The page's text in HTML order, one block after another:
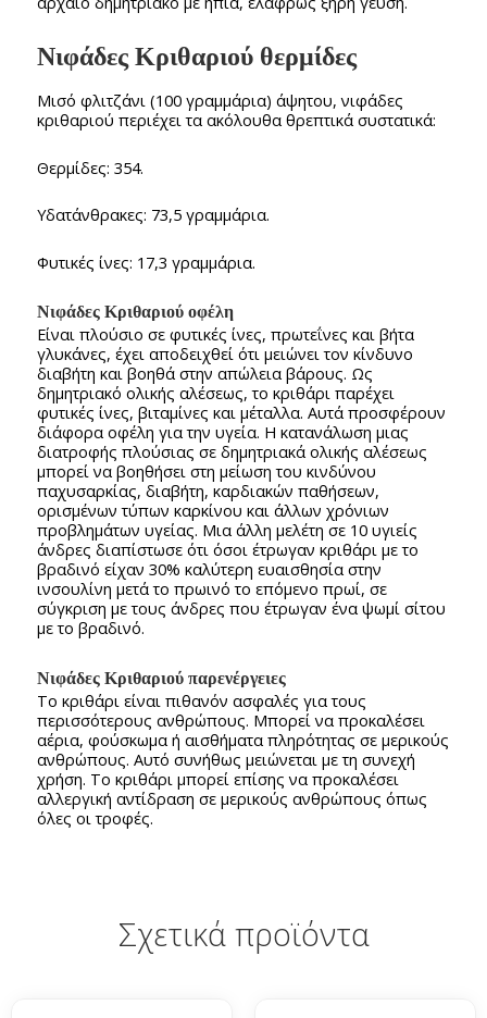
Νιφάδες Κριθαριού θερμίδες
Μισό φλιτζάνι (100 γραμμάρια) άψητου, νιφάδες
κριθαριού περιέχει τα ακόλουθα θρεπτικά συστατικά:
Θερμίδες: 354.
Υδατάνθρακες: 73,5 γραμμάρια.
Φυτικές ίνες: 17,3 γραμμάρια.
Νιφάδες Κριθαριού οφέλη
Είναι πλούσιο σε φυτικές ίνες, πρωτεΐνες και βήτα
γλυκάνες, έχει αποδειχθεί ότι μειώνει τον κίνδυνο
διαβήτη και βοηθά στην απώλεια βάρους. Ως
δημητριακό ολικής αλέσεως, το κριθάρι παρέχει
φυτικές ίνες, βιταμίνες και μέταλλα. Αυτά προσφέρουν
διάφορα οφέλη για την υγεία. Η κατανάλωση μιας
διατροφής πλούσιας σε δημητριακά ολικής αλέσεως
μπορεί να βοηθήσει στη μείωση του κινδύνου
παχυσαρκίας, διαβήτη, καρδιακών παθήσεων,
ορισμένων τύπων καρκίνου και άλλων χρόνιων
προβλημάτων υγείας. Μια άλλη μελέτη σε 10 υγιείς
άνδρες διαπίστωσε ότι όσοι έτρωγαν κριθάρι με το
βραδινό είχαν 30% καλύτερη ευαισθησία στην
ινσουλίνη μετά το πρωινό το επόμενο πρωί, σε
σύγκριση με τους άνδρες που έτρωγαν ένα ψωμί σίτου
με το βραδινό.
Νιφάδες Κριθαριού παρενέργειες
Το κριθάρι είναι πιθανόν ασφαλές για τους
περισσότερους ανθρώπους. Μπορεί να προκαλέσει
αέρια, φούσκωμα ή αισθήματα πληρότητας σε μερικούς
ανθρώπους. Αυτό συνήθως μειώνεται με τη συνεχή
χρήση. Το κριθάρι μπορεί επίσης να προκαλέσει
αλλεργική αντίδραση σε μερικούς ανθρώπους όπως
όλες οι τροφές.
Σχετικά προϊόντα